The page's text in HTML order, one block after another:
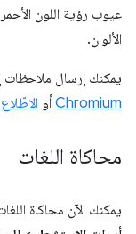
عيوب رؤية اللون
الألوان.
يمكنك إرسال ملاحظات
Chromium أو
محاكاة اللغات
يمكنك الآن محاكاة